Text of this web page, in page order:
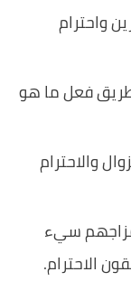
واحترام
طريق فعل ما هو
والاحترام
سيء
الاحترام.